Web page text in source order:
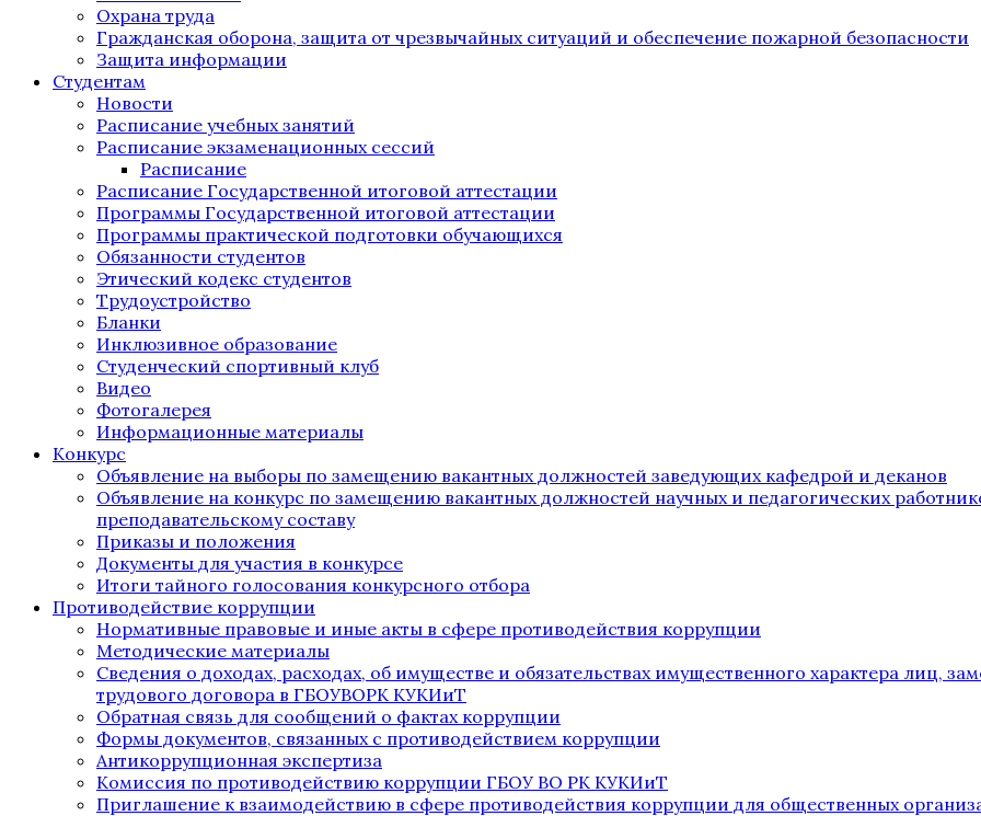
Охрана труда
Гражданская оборона, защита от чрезвычайных ситуаций и обеспечение пожарной безопасности
Защита информации
Студентам
Новости
Расписание учебных занятий
Расписание экзаменационных сессий
Расписание
Расписание Государственной итоговой аттестации
Программы Государственной итоговой аттестации
Программы практической подготовки обучающихся
Обязанности студентов
Этический кодекс студентов
Трудоустройство
Бланки
Инклюзивное образование
Студенческий спортивный клуб
Видео
Фотогалерея
Информационные материалы
Конкурс
Объявление на выборы по замещению вакантных должностей заведующих кафедрой и деканов
Объявление на конкурс по замещению вакантных должностей научных и педагогических
преподавательскому составу
Приказы и положения
Документы для участия в конкурсе
Итоги тайного голосования конкурсного отбора
Противодействие коррупции
Нормативные правовые и иные акты в сфере противодействия коррупции
Методические материалы
Сведения о доходах, расходах, об имуществе и обязательствах имущественного характера лиц,
трудового договора в ГБОУВОРК КУКИиТ
Обратная связь для сообщений о фактах коррупции
Формы документов, связанных с противодействием коррупции
Антикоррупционная экспертиза
Комиссия по противодействию коррупции ГБОУ ВО РК КУКИиТ
Приглашение к взаимодействию в сфере противодействия коррупции для общественных